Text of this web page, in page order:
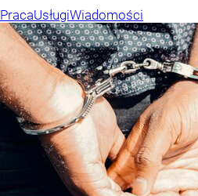
PracaUsługiWiadomości